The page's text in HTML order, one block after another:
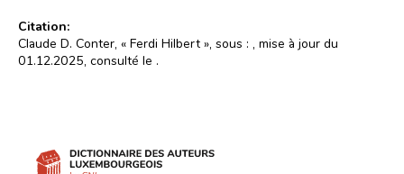
Citation:
Claude D. Conter, « Ferdi Hilbert », sous :
, mise à jour du
01.12.2025, consulté le .